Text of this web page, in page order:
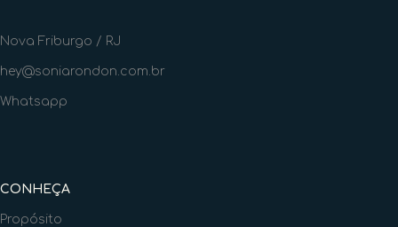
Nova Friburgo / RJ
hey@soniarondon.com.br
Whatsapp
CONHEÇA
Propósito